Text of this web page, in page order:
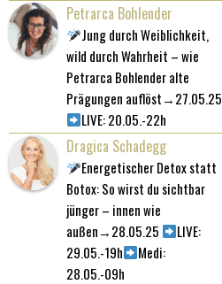
Petrarca Bohlender
Jung durch Weiblichkeit,
wild durch Wahrheit – wie
Petrarca Bohlender alte
Prägungen auflöst→27.05.25
LIVE: 20.05.-22h
Dragica Schadegg
Energetischer Detox statt
Botox: So wirst du sichtbar
jünger – innen wie
außen→28.05.25
LIVE:
29.05.-19h
Medi:
28.05.-09h